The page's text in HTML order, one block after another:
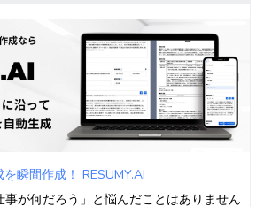
ナー
グ担当者
め職種【論理的タイプ】
ジニア
ト瞬間作成！ RESUMY.AI
事が何だろう」と悩んだことはありません